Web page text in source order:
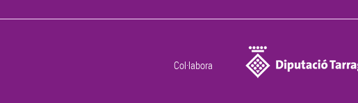
Col·labora